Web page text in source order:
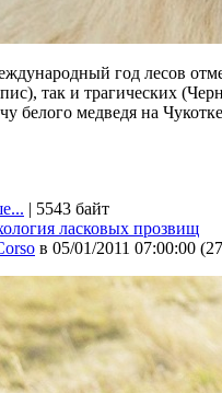
год лесов
так и трагических
белого медведя на
| 5543 байт
ласковых прозвищ
в 05/01/2011 07:00:00 (